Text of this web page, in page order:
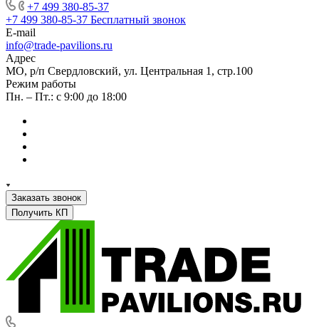
+7 499 380-85-37
+7 499 380-85-37 Бесплатный звонок
E-mail
info@trade-pavilions.ru
Адрес
МО, р/п Свердловский, ул. Центральная 1, стр.100
Режим работы
Пн. – Пт.: с 9:00 до 18:00
Заказать звонок
Получить КП